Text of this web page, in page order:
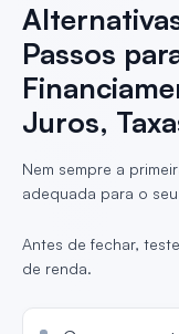
Passos
Juros,
Nem sempre a
adequada para o
Antes de fechar,
de renda.